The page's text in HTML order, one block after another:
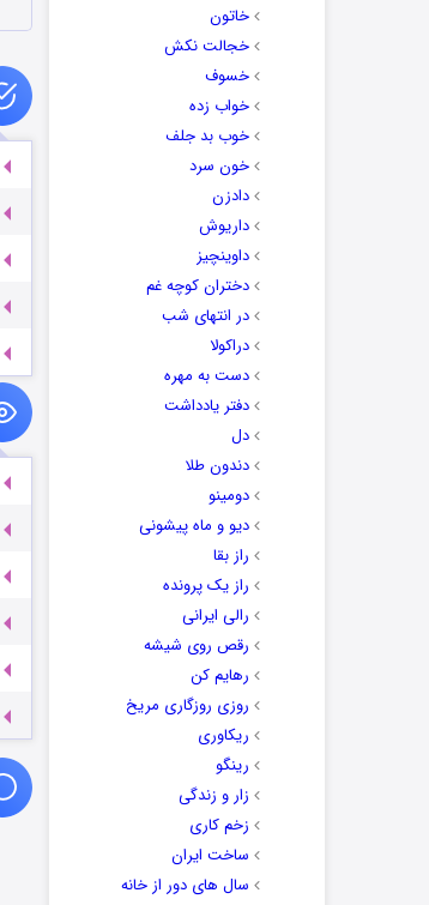
خاتون
خجالت نکش
خسوف
خواب زده
خوب بد جلف
خون سرد
دادزن
داریوش
داوینچیز
دختران کوچه غم
در انتهای شب
دراکولا
دست به مهره
دفتر یادداشت
دل
دندون طلا
دومینو
دیو و ماه پیشونی
راز بقا
راز یک پرونده
رالی ایرانی
رقص روی شیشه
رهایم کن
روزی روزگاری مریخ
ریکاوری
رینگو
زار و زندگی
زخم کاری
ساخت ایران
سال های دور از خانه